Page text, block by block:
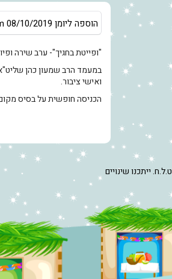
הוספה ליומן 08/10/2019
"ופייטת בחגיך"- ערב שירה
במעמד הרב שמעון כהן
ואישי ציבור.
הכניסה חופשית על בסיס
ט.ל.ח. ייתכנו שינויים